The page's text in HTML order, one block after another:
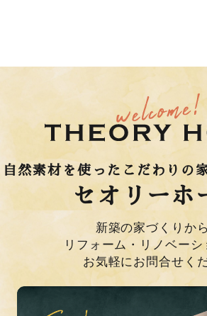
自然素材を使ったこだわりの
セオリーホ
新築の家づくりから
リフォーム・リノベーシ
お気軽にお問合せく